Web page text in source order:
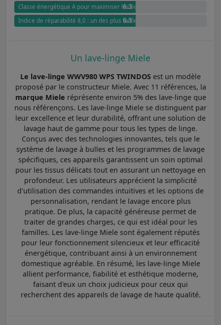
Classe énergétique A pour maximiser les économies d'énergie
6.3
Indice de réparabilité 8,0 : un des plus faciles à réparer
6.3
Un lave-linge Miele
Le lave-linge WWV980 WPS TWINDOS est un modèle
proposé par le constructeur Miele. Avec 11 références, la
marque Miele réprésente environ 5% des lave-linge que
nous référençons. Les lave-linge Miele se distinguent par
leur excellence et leur durabilité, offrant une solution de
lavage haut de gamme pour tous les types de linge.
Conçus avec des technologies innovantes, tels que le
système de lavage à bulles et les programmes de lavage
spécifiques, ces appareils garantissent un soin optimal
pour les tissus délicats tout en assurant un nettoyage en
profondeur. Les utilisateurs apprécient la simplicité
d'utilisation des commandes intuitives et les options de
personnalisation, rendant le lavage encore plus
pratique. De plus, la capacité généreuse permet de
traiter de grandes charges, ce qui est idéal pour les
familles. Les lave-linge Miele sont également réputés
pour leur fonctionnement silencieux et leur efficacité
énergétique, contribuant ainsi à un environnement
domestique agréable. En résumé, les lave-linge Miele
allient performance, fiabilité et esthétique moderne,
faisant d'eux un choix judicieux pour ceux qui
recherchent des appareils de lavage de haute qualité.